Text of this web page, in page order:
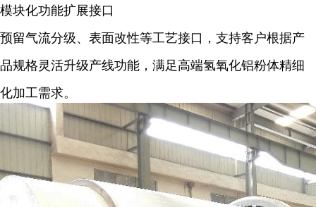
模块化功能扩展接口
预留气流分级、 表面改性等工艺接口，支持客户根据产
品规格灵活升级产线功能，满足高端氢氧化铝粉体精细
化加工需求。